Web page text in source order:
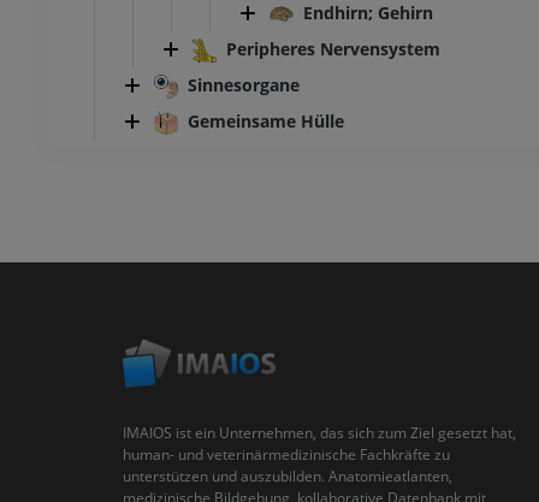
Endhirn; Gehirn
Peripheres Nervensystem
Sinnesorgane
Gemeinsame Hülle
IMAIOS ist ein Unternehmen, das sich zum Ziel gesetzt hat,
human- und veterinärmedizinische Fachkräfte zu
unterstützen und auszubilden. Anatomieatlanten,